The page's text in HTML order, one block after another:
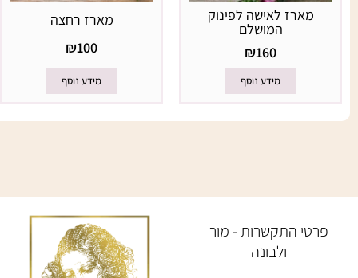
מארז לאישה לפינוק
המושלם
₪160
מידע נוסף
מארז רחצה
₪100
מידע נוסף
פרטי התקשרות - מור
ולבונה